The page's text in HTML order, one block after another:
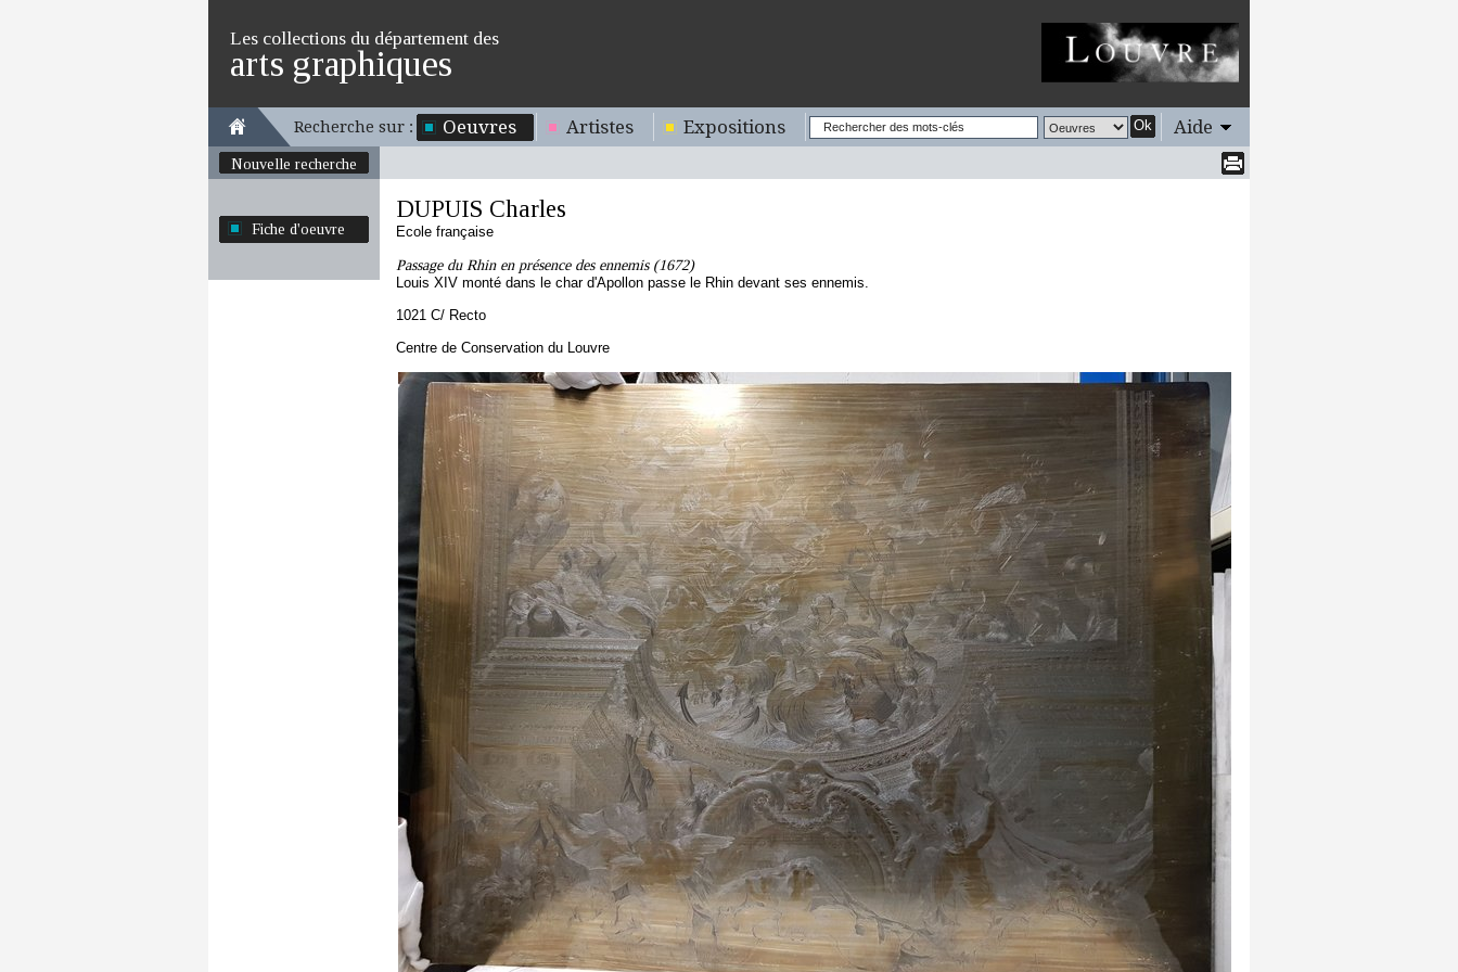
Les collections du département des
arts graphiques
Recherche sur : Oeuvres Artistes Expositions Ok Aide
Nouvelle recherche
Fiche d'oeuvre
DUPUIS Charles
Ecole française
Passage du Rhin en présence des ennemis (1672)
Louis XIV monté dans le char d'Apollon passe le Rhin devant ses ennemis.
1021 C/ Recto
Centre de Conservation du Louvre